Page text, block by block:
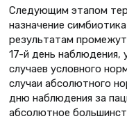
Следующим этапом
назначение
результатам
17-й день наблюдения,
случаев условного
случаи абсолютного
дню наблюдения за
абсолютное